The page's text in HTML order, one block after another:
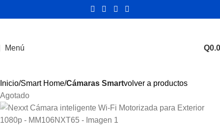
Menú Q
Inicio Smart Home Cámaras Smartvolver a productos
Agotado